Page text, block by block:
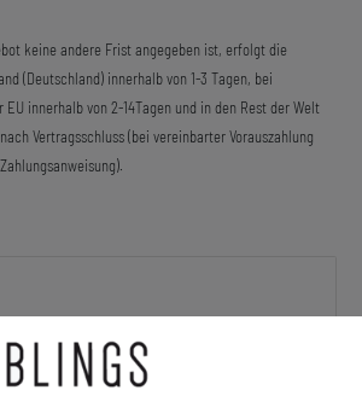
keine andere Frist angegeben ist, erfolgt die
(Deutschland) innerhalb von 1-3 Tagen, bei
innerhalb von 2-14Tagen und in den Rest der Welt
Vertragsschluss (bei vereinbarter Vorauszahlung
Anhänger aus Gießharz